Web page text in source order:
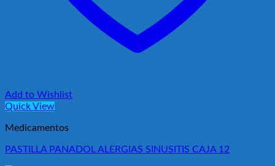
Add to Wishlist
Quick View
Medicamentos
PASTILLA PANADOL ALERGIAS SINUSITIS CAJA 12